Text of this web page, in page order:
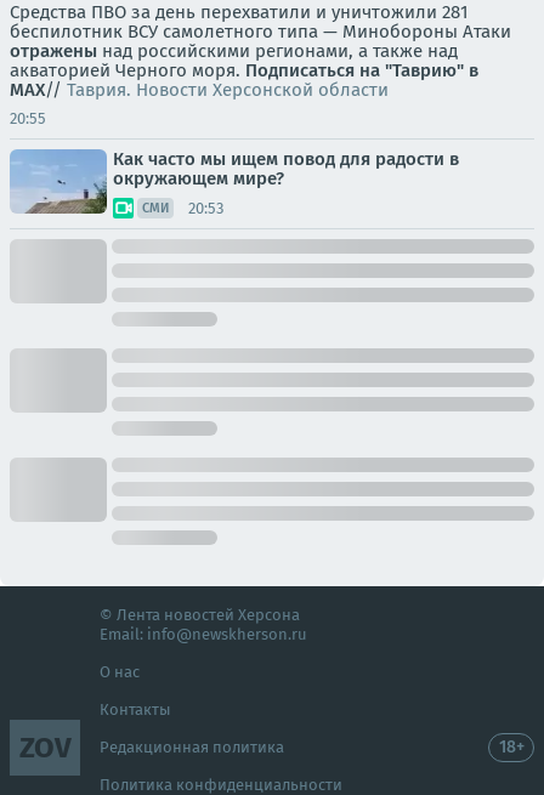
Средства ПВО за день перехватили и уничтожили 281
беспилотник ВСУ самолетного типа — Минобороны Атаки
отражены над российскими регионами, а также над
акваторией Черного моря. Подписаться на "Таврию" в
MAX// Таврия. Новости Херсонской области
20:55
Как часто мы ищем повод для радости в
окружающем мире?
СМИ 20:53
ZOV
© Лента новостей Херсона
Email: info@newskherson.ru
О нас
Контакты
Редакционная политика
Политика конфиденциальности
18+